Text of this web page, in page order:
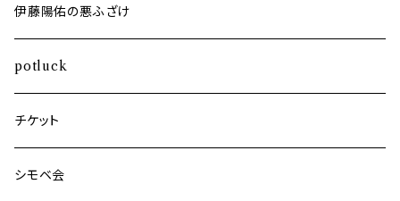
伊藤陽佑の悪ふざけ
potluck
チケット
シモベ会